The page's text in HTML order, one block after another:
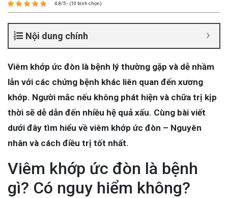
4.8/5 - (10 bình chọn)
Nội dung chính
Viêm khớp ức đòn là bệnh lý thường gặp và dễ nhầm
lẫn với các chứng bệnh khác liên quan đến xương
khớp. Người mắc nếu không phát hiện và chữa trị kịp
thời sẽ dễ dẫn đến nhiều hệ quả xấu. Cùng bài viết
dưới đây tìm hiểu về viêm khớp ức đòn – Nguyên
nhân và cách điều trị tốt nhất.
Viêm khớp ức đòn là bệnh
gì? Có nguy hiểm không?